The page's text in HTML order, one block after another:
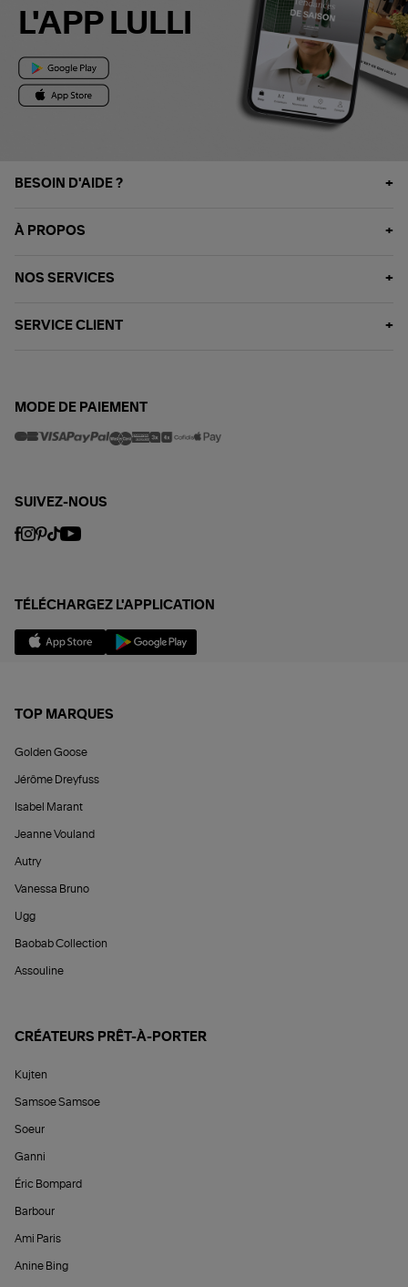
L'APP LULLI
BESOIN D'AIDE ?
À PROPOS
NOS SERVICES
SERVICE CLIENT
MODE DE PAIEMENT
SUIVEZ-NOUS
TÉLÉCHARGEZ L'APPLICATION
TOP MARQUES
Golden Goose
Jérôme Dreyfuss
Isabel Marant
Jeanne Vouland
Autry
Vanessa Bruno
Ugg
Baobab Collection
Assouline
CRÉATEURS PRÊT-À-PORTER
Kujten
Samsoe Samsoe
Soeur
Ganni
Éric Bompard
Barbour
Ami Paris
Anine Bing